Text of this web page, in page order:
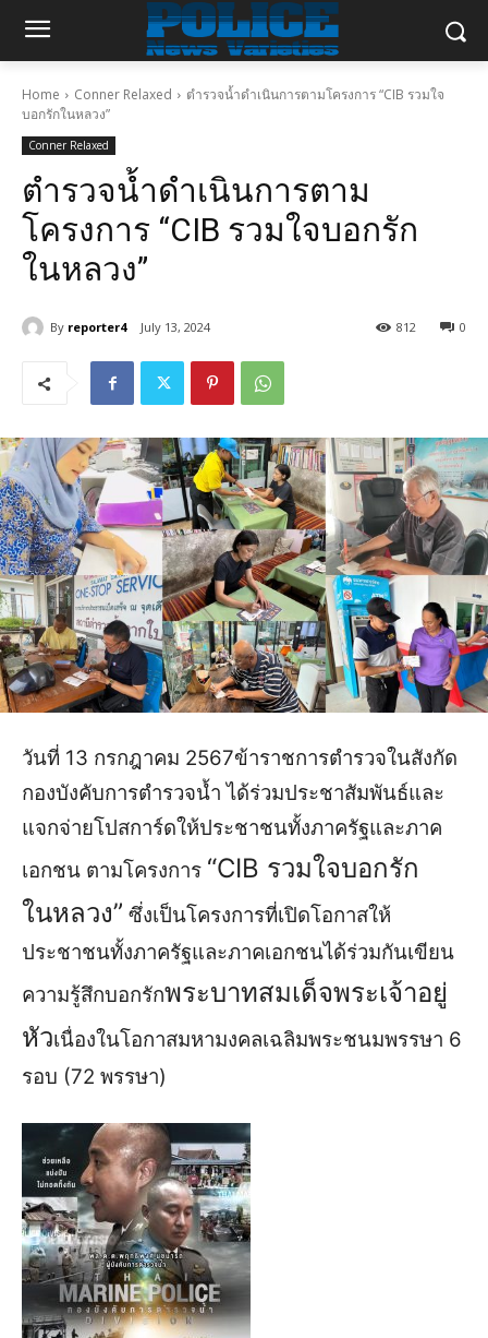
Home Conner Relaxed
ตำรวจน้ำดำเนินการตามโครงการ “CIB รวมใจ
บอกรักในหลวง”
Conner Relaxed
ตำรวจน้ำดำเนินการตาม
โครงการ “CIB รวมใจบอกรัก
ในหลวง”
By reporter4 July 13, 2024 0
812
วันที่ 13 กรกฎาคม 2567ข้าราชการตำรวจในสังกัด
กองบังคับการตำรวจน้ำ ได้ร่วมประชาสัมพันธ์​และ
แจกจ่ายโปสการ์ดให้ประชาชนทั้งภาครัฐและภาค
เอกชน​​ ตามโครงการ “CIB รวมใจบอกรัก
ในหลวง” ซึ่ง​เป็นโครงการที่เปิดโอกาสให้
ประชาชนทั้งภาครัฐและภาคเอกชนได้ร่วมกันเขียน
ความ​รู้สึก​บอก​รัก​พระบาทสมเด็​จพระ​เจ้าอยู่​
หัว​เนื่องในโอกาสมหามงคลเฉลิมพระชนมพรรษา 6
รอบ (72 พรรษา)